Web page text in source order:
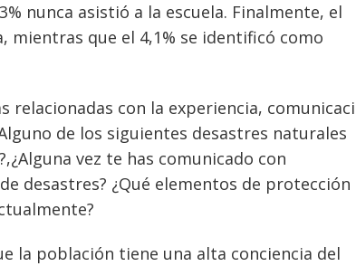
nunca asistió a la escuela. Finalmente, el
mientras que el 4,1% se identificó como
con la experiencia,
de los siguientes desastres naturales
vez te has comunicado con
desastres? ¿Qué elementos de protección
la población tiene una alta conciencia del